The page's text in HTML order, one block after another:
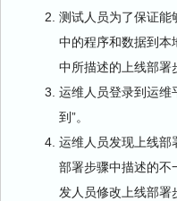
测试人员为了保证能
中的程序和数据到本
中所描述的上线部署
运维人员登录到运维
到”。
运维人员发现上线部
部署步骤中描述的不
发人员修改上线部署